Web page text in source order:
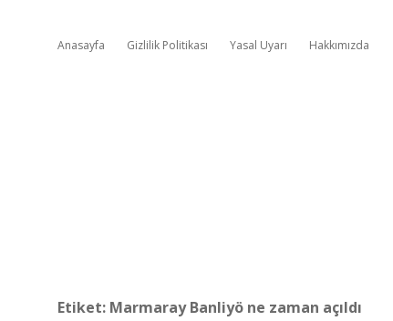
Anasayfa Gizlilik Politikası Yasal Uyarı Hakkımızda
Etiket: Marmaray Banliyö ne zaman açıldı